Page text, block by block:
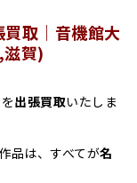
取｜音機館大
賀)
を出張買取いたしま
品は、すべてが名